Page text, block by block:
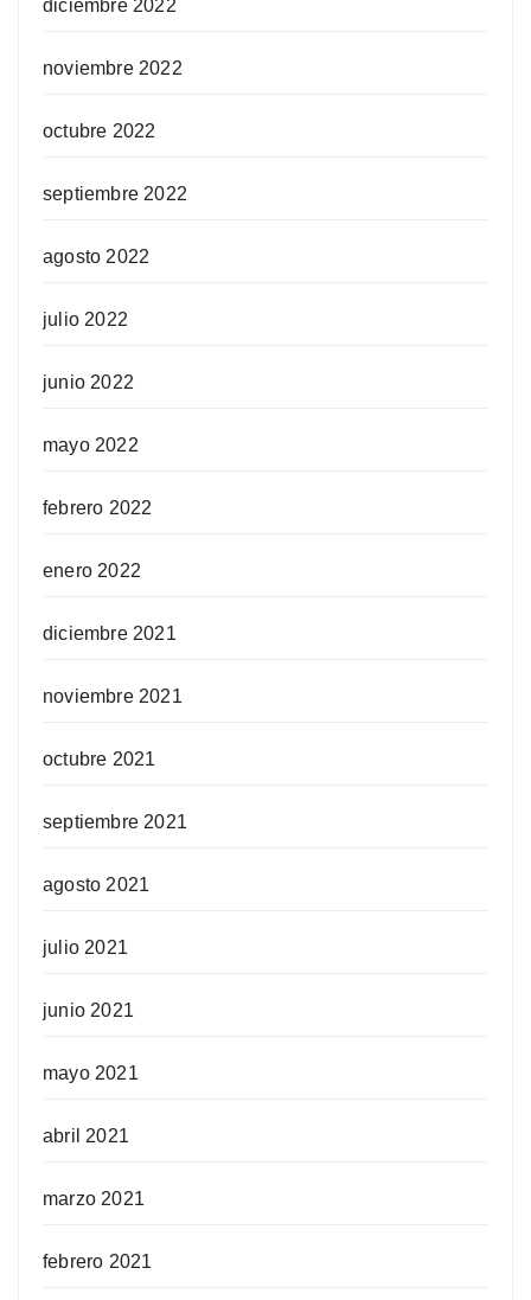
diciembre 2022
noviembre 2022
octubre 2022
septiembre 2022
agosto 2022
julio 2022
junio 2022
mayo 2022
febrero 2022
enero 2022
diciembre 2021
noviembre 2021
octubre 2021
septiembre 2021
agosto 2021
julio 2021
junio 2021
mayo 2021
abril 2021
marzo 2021
febrero 2021